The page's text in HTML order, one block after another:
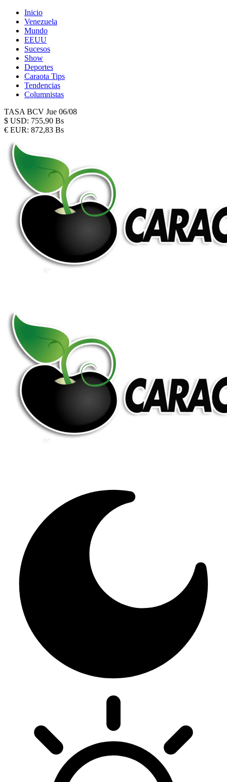
Inicio
Venezuela
Mundo
EEUU
Sucesos
Show
Deportes
Caraota Tips
Tendencias
Columnistas
TASA BCV Jue 06/08
$ USD: 755,90 Bs
€ EUR: 872,83 Bs